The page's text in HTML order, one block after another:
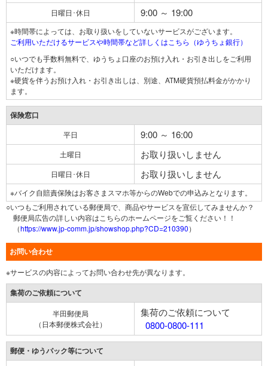
日曜日･休日 9:00 ～ 19:00
※時間帯によっては、お取り扱いをしていないサービスがございます。
ご利用いただけるサービスや時間帯など詳しくはこちら（ゆうちょ銀行）
○いつでも手数料無料で、ゆうちょ口座のお預け入れ・お引き出しをご利用
いただけます。
※硬貨を伴うお預け入れ・お引き出しは、別途、ATM硬貨預払料金がかかり
ます。
保険窓口
平日 9:00 ～ 16:00
土曜日 お取り扱いしません
日曜日･休日 お取り扱いしません
※バイク自賠責保険はお客さまスマホ等からのWebでの申込みとなります。
○いつもご利用されている郵便局で、商品やサービスを宣伝してみませんか？
郵便局広告の詳しい内容はこちらのホームページをご覧ください！！
（https://www.jp-comm.jp/showshop.php?CD=210390）
お問い合わせ
※サービスの内容によってお問い合わせ先が異なります。
集荷のご依頼について
半田郵便局
（日本郵便株式会社）
集荷のご依頼について
0800-0800-111
郵便・ゆうパック等について